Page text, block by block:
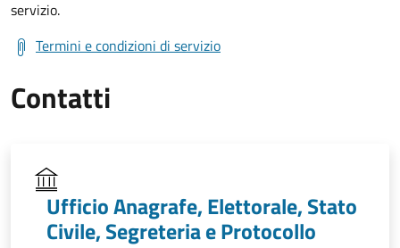
servizio.
Termini e condizioni di servizio
Contatti
Ufficio Anagrafe, Elettorale, Stato
Civile, Segreteria e Protocollo